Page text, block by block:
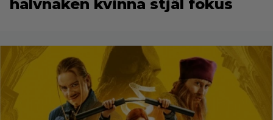
halvnaken kvinna stjäl fokus